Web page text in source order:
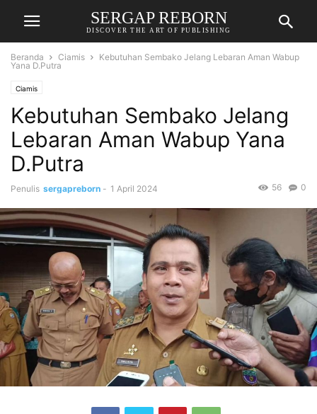
SERGAP REBORN
DISCOVER THE ART OF PUBLISHING
Beranda Ciamis
Kebutuhan Sembako Jelang Lebaran Aman Wabup
Yana D.Putra
Ciamis
Kebutuhan Sembako Jelang
Lebaran Aman Wabup Yana
D.Putra
Penulis sergapreborn - 1 April 2024 0
56